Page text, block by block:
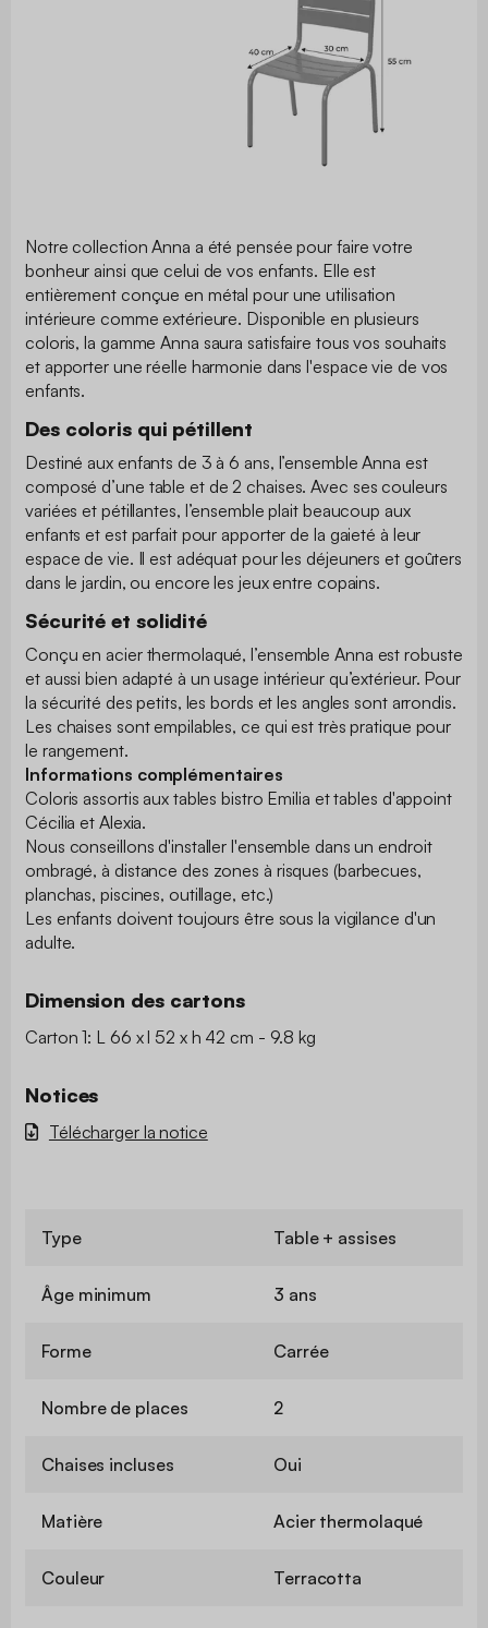
Notre collection Anna a été pensée pour faire votre
bonheur ainsi que celui de vos enfants. Elle est
entièrement conçue en métal pour une utilisation
intérieure comme extérieure. Disponible en plusieurs
coloris, la gamme Anna saura satisfaire tous vos souhaits
et apporter une réelle harmonie dans l'espace vie de vos
enfants.
Des coloris qui pétillent
Destiné aux enfants de 3 à 6 ans, l’ensemble Anna est
composé d’une table et de 2 chaises. Avec ses couleurs
variées et pétillantes, l’ensemble plait beaucoup aux
enfants et est parfait pour apporter de la gaieté à leur
espace de vie. Il est adéquat pour les déjeuners et goûters
dans le jardin, ou encore les jeux entre copains.
Sécurité et solidité
Conçu en acier thermolaqué, l’ensemble Anna est robuste
et aussi bien adapté à un usage intérieur qu’extérieur. Pour
la sécurité des petits, les bords et les angles sont arrondis.
Les chaises sont empilables, ce qui est très pratique pour
le rangement.
Informations complémentaires
Coloris assortis aux tables bistro Emilia et tables d'appoint
Cécilia et Alexia.
Nous conseillons d'installer l'ensemble dans un endroit
ombragé, à distance des zones à risques (barbecues,
planchas, piscines, outillage, etc.)
Les enfants doivent toujours être sous la vigilance d'un
adulte.
Dimension des cartons
Carton 1: L 66 x l 52 x h 42 cm - 9.8 kg
Notices
Télécharger la notice
Type Table + assises
Âge minimum 3 ans
Forme Carrée
Nombre de places 2
Chaises incluses Oui
Matière Acier thermolaqué
Couleur Terracotta